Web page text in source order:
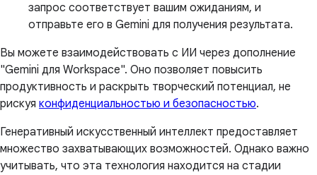
запрос соответствует вашим ожиданиям, и
отправьте его в Gemini для получения результата.
Вы можете взаимодействовать с ИИ через дополнение
"Gemini для Workspace". Оно позволяет повысить
продуктивность и раскрыть творческий потенциал, не
рискуя конфиденциальностью и безопасностью.
Генеративный искусственный интеллект предоставляет
множество захватывающих возможностей. Однако важно
учитывать, что эта технология находится на стадии